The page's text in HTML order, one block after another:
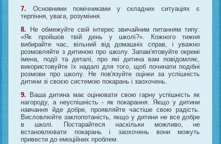
7. Основними помічниками у складних ситуаціях є
терпіння, увага, розуміння.
8. Не обмежуйте свій інтерес звичайним питанням типу:
«Як пройшов твій день у школі?». Кожного тижня
вибирайте час, вільний від домашніх справ, і уважно
розмовляйте з дитиною про школу. Запам'ятовуйте окремі
імена, події та деталі, про які дитина вам повідомляє,
використовуйте їх надалі для того, щоб починати подібні
розмови про школу. Не пов'язуйте оцінки за успішність
дитини зі своєю системою покарань і заохочень.
9. Ваша дитина має оцінювати свою гарну успішність як
нагороду, а неуспішність - як покарання. Якщо у дитини
навчання йде добре, проявляйте частіше свою радість.
Висловлюйте заклопотаність, якщо у дитини не все добре
в школі. Постарайтеся наскільки можливо, не
встановлювати покарань і заохочень вони можуть
привести до емоційних проблем.